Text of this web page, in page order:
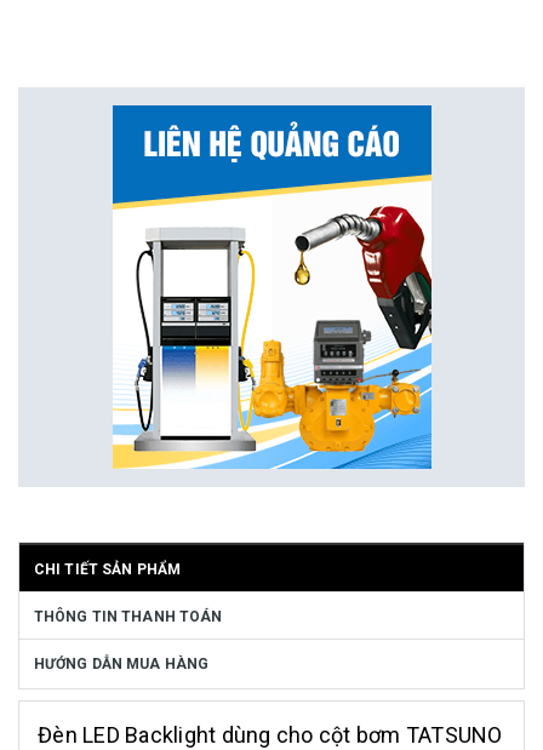
CHI TIẾT SẢN PHẨM
THÔNG TIN THANH TOÁN
HƯỚNG DẪN MUA HÀNG
Đèn LED Backlight dùng cho cột bơm TATSUNO